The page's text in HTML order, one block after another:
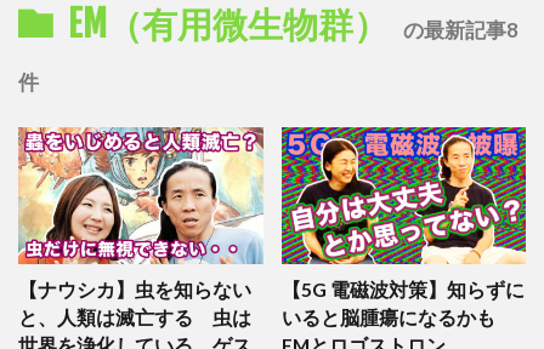
EM（有用微生物群） の最新記事8
件
【ナウシカ】虫を知らない
と、人類は滅亡する 虫は
【5G 電磁波対策】知らずに
いると脳腫瘍になるかも